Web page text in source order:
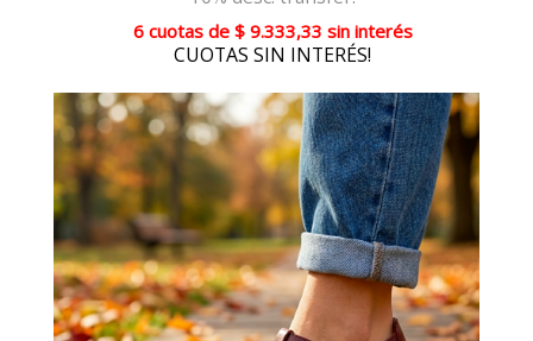
6 cuotasde $ 9.333,33 sin interés
CUOTAS SIN INTERÉS!